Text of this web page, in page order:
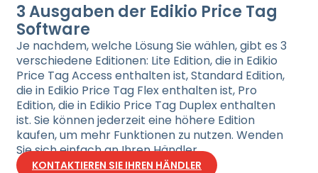
3 Ausgaben der Edikio Price Tag
Software
Je nachdem, welche Lösung Sie wählen, gibt es 3
verschiedene Editionen: Lite Edition, die in Edikio
Price Tag Access enthalten ist, Standard Edition,
die in Edikio Price Tag Flex enthalten ist, Pro
Edition, die in Edikio Price Tag Duplex enthalten
ist. Sie können jederzeit eine höhere Edition
kaufen, um mehr Funktionen zu nutzen. Wenden
Sie sich einfach an Ihren Händler
KONTAKTIEREN SIE IHREN HÄNDLER